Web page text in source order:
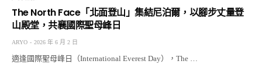
The North Face「北面登山」集結尼泊爾，以腳步丈量登
山殿堂，共襄國際聖母峰日
ARYO 2026 年 6 月 2 日
適逢國際聖母峰日（International Everest Day），The …